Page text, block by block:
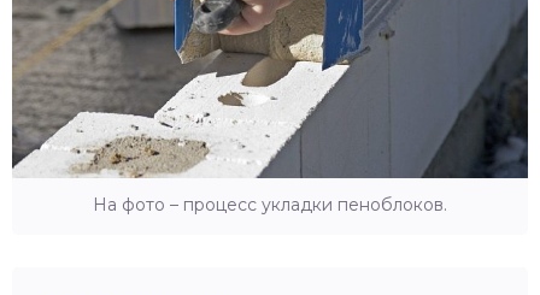
На фото – процесс укладки пеноблоков.